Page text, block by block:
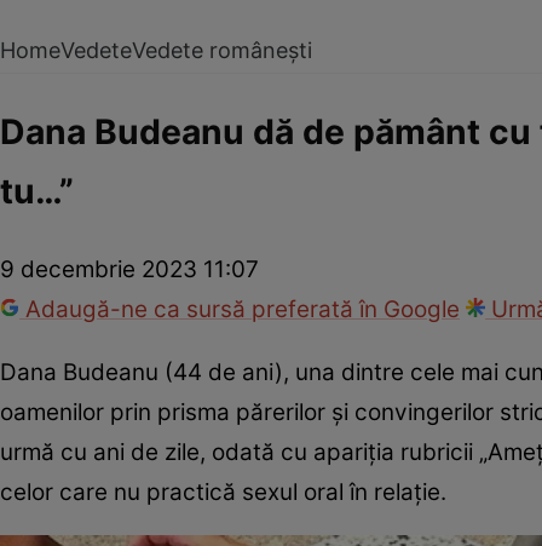
HomeVedeteVedete românești
Dana Budeanu dă de pământ
tu…”
9 decembrie 2023 11:07
Adaugă-ne ca sursă preferată în Google
Dana Budeanu (44 de ani), una dintre cele mai
oamenilor prin prisma părerilor și convingerilor
urmă cu ani de zile, odată cu apariția rubricii
celor care nu practică sexul oral în relație.